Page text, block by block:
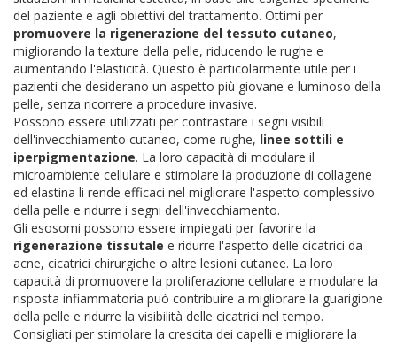
del paziente e agli obiettivi del trattamento. Ottimi per
promuovere la rigenerazione del tessuto cutaneo,
migliorando la texture della pelle, riducendo le rughe e
aumentando l'elasticità. Questo è particolarmente utile per i
pazienti che desiderano un aspetto più giovane e luminoso della
pelle, senza ricorrere a procedure invasive.
Possono essere utilizzati per contrastare i segni visibili
dell'invecchiamento cutaneo, come rughe, linee sottili e
iperpigmentazione. La loro capacità di modulare il
microambiente cellulare e stimolare la produzione di collagene
ed elastina li rende efficaci nel migliorare l'aspetto complessivo
della pelle e ridurre i segni dell'invecchiamento.
Gli esosomi possono essere impiegati per favorire la
rigenerazione tissutale e ridurre l'aspetto delle cicatrici da
acne, cicatrici chirurgiche o altre lesioni cutanee. La loro
capacità di promuovere la proliferazione cellulare e modulare la
risposta infiammatoria può contribuire a migliorare la guarigione
della pelle e ridurre la visibilità delle cicatrici nel tempo.
Consigliati per stimolare la crescita dei capelli e migliorare la